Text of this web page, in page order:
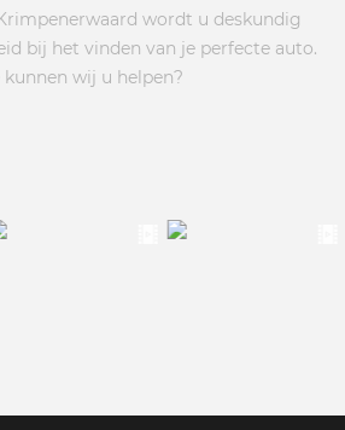
wordt u deskundig
bij het vinden van je perfecte auto.
kunnen wij u helpen?